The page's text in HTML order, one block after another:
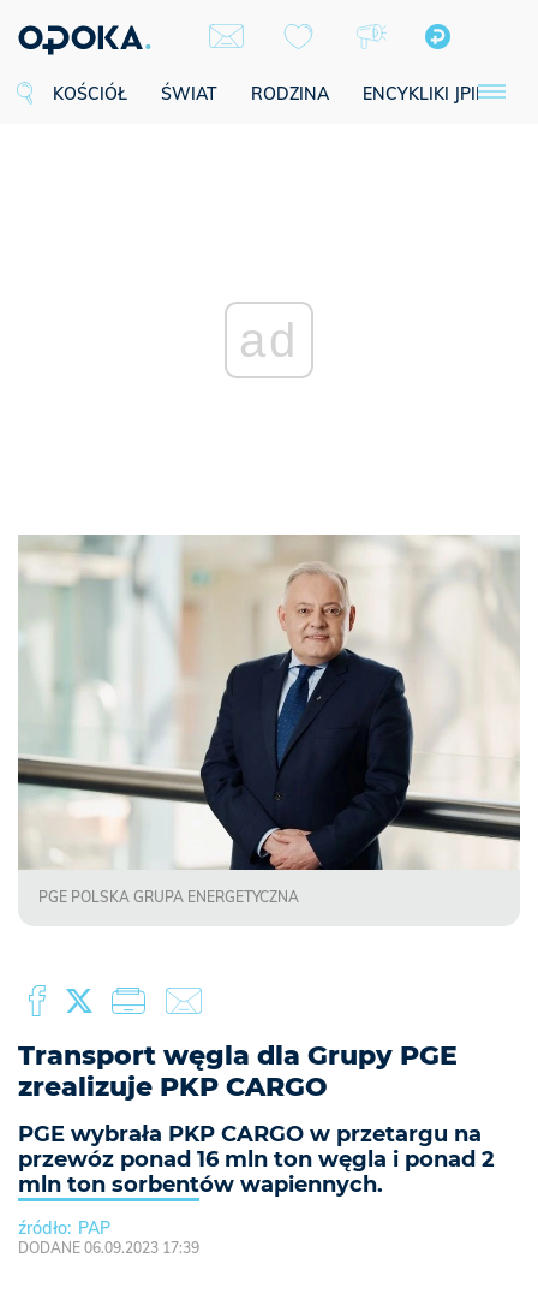
KOŚCIÓŁ ŚWIAT RODZINA ENCYKLIKI JPII
ad
PGE POLSKA GRUPA ENERGETYCZNA
Transport węgla dla Grupy PGE
zrealizuje PKP CARGO
PGE wybrała PKP CARGO w przetargu na
przewóz ponad 16 mln ton węgla i ponad 2
mln ton sorbentów wapiennych.
PAP
DODANE 06.09.2023 17:39